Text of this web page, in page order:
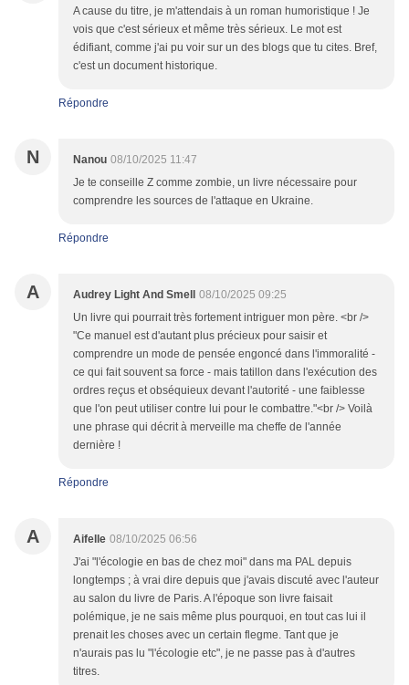
A cause du titre, je m'attendais à un roman humoristique ! Je
vois que c'est sérieux et même très sérieux. Le mot est
édifiant, comme j'ai pu voir sur un des blogs que tu cites. Bref,
c'est un document historique.
Répondre
N Nanou 08/10/2025 11:47
Je te conseille Z comme zombie, un livre nécessaire pour
comprendre les sources de l'attaque en Ukraine.
Répondre
A Audrey Light And Smell
08/10/2025 09:25
Un livre qui pourrait très fortement intriguer mon père. <br />
"Ce manuel est d'autant plus précieux pour saisir et
comprendre un mode de pensée engoncé dans l'immoralité -
ce qui fait souvent sa force - mais tatillon dans l'exécution des
ordres reçus et obséquieux devant l'autorité - une faiblesse
que l'on peut utiliser contre lui pour le combattre."<br /> Voilà
une phrase qui décrit à merveille ma cheffe de l'année
dernière !
Répondre
A Aifelle 08/10/2025 06:56
J'ai "l'écologie en bas de chez moi" dans ma PAL depuis
longtemps ; à vrai dire depuis que j'avais discuté avec l'auteur
au salon du livre de Paris. A l'époque son livre faisait
polémique, je ne sais même plus pourquoi, en tout cas lui il
prenait les choses avec un certain flegme. Tant que je
n'aurais pas lu "l'écologie etc", je ne passe pas à d'autres
titres.